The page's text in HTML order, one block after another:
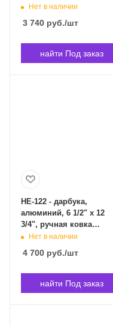
настроечный ключ в
в Владивостоке
Нет в наличии
3 740 руб./шт
найти Под заказ
HE-122 - дарбука,
алюминий, 6 1/2" x 12
3/4", ручная ковка
рисунка, настроечный
Владивостоке
Нет в наличии
4 700 руб./шт
найти Под заказ